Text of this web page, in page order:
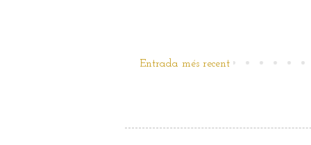
Entrada més recent